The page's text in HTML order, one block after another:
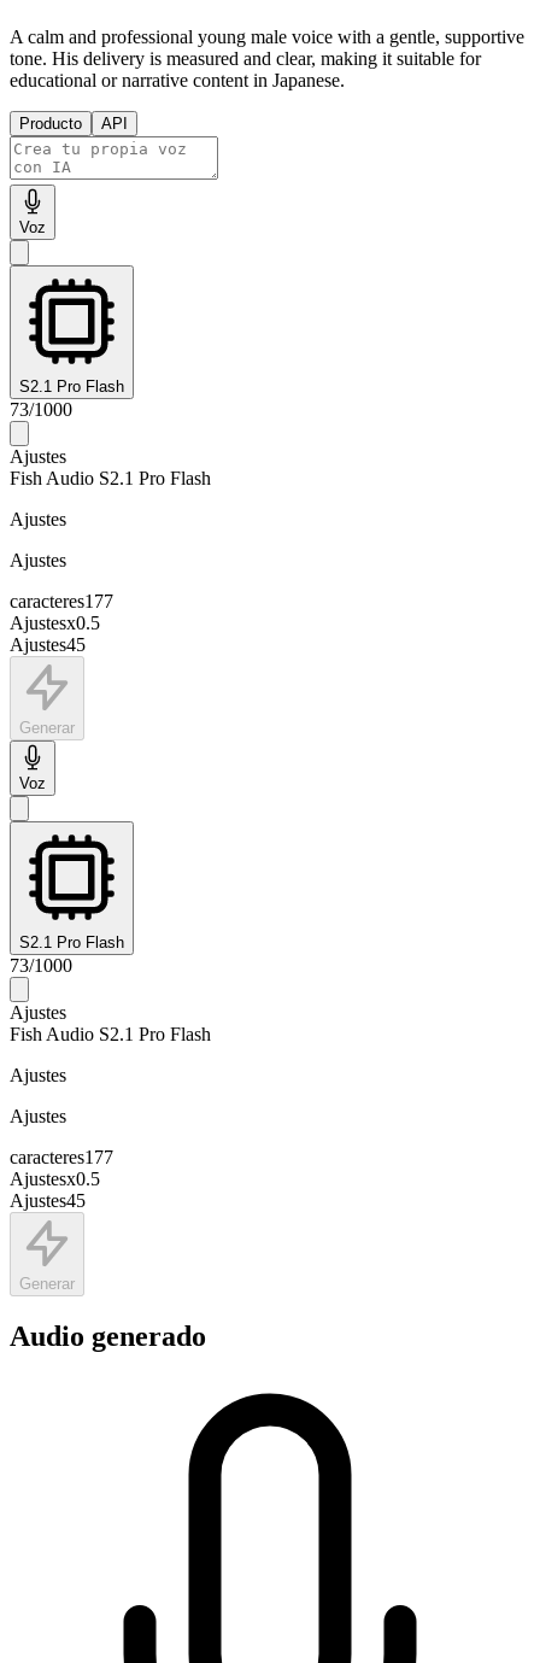
A calm and professional young male voice with a gentle, supportive
tone. His delivery is measured and clear, making it suitable for
educational or narrative content in Japanese.
Producto API
Voz
S2.1 Pro Flash
73/1000
Ajustes
Fish Audio S2.1 Pro Flash
Ajustes
Ajustes
caracteres177
Ajustesx0.5
Ajustes45
Generar
Voz
S2.1 Pro Flash
73/1000
Ajustes
Fish Audio S2.1 Pro Flash
Ajustes
Ajustes
caracteres177
Ajustesx0.5
Ajustes45
Generar
Audio generado